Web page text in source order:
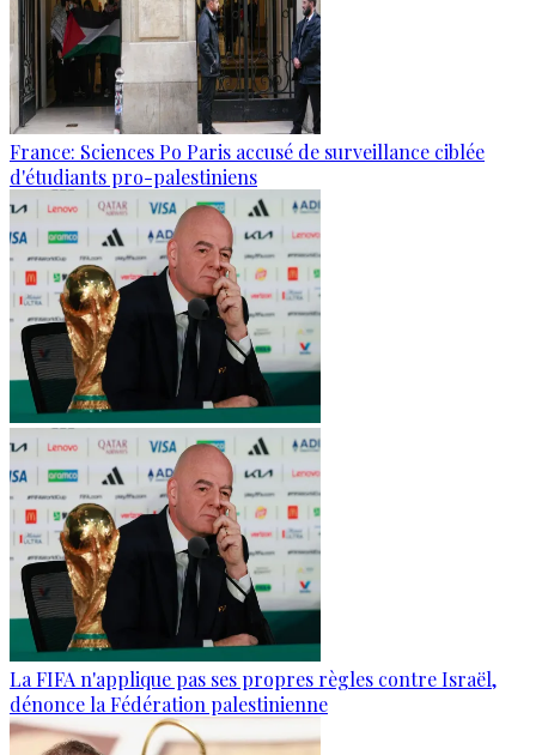
France: Sciences Po Paris accusé de surveillance ciblée
d'étudiants pro-palestiniens
La FIFA n'applique pas ses propres règles contre Israël,
dénonce la Fédération palestinienne